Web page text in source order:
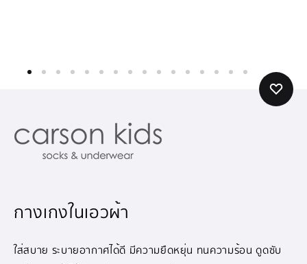
กางเกงในเอวผ้า
ใส่สบาย ระบายอากาศได้ดี มีความยืดหยุ่น ทนความร้อน ดูดซับ